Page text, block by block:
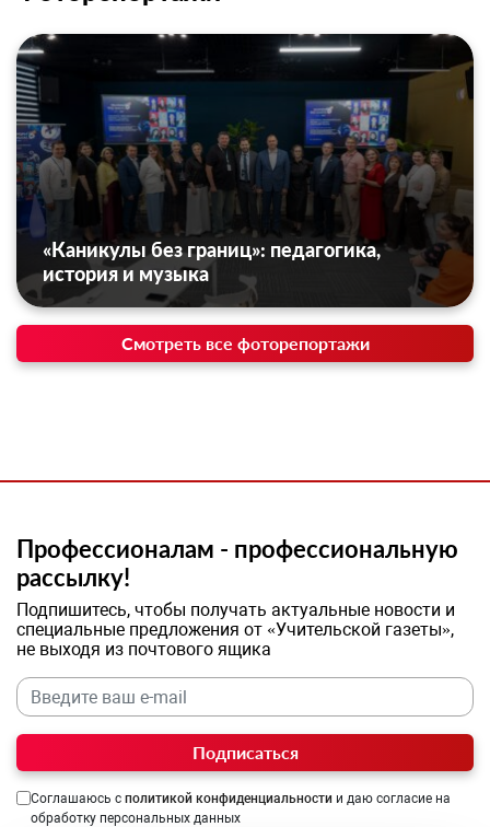
«Каникулы без границ»: педагогика,
история и музыка
Смотреть все фоторепортажи
Профессионалам - профессиональную
рассылку!
Подпишитесь, чтобы получать актуальные новости и
специальные предложения от «Учительской газеты»,
не выходя из почтового ящика
Подписаться
Соглашаюсь с политикой конфиденциальности и даю согласие на
обработку персональных данных